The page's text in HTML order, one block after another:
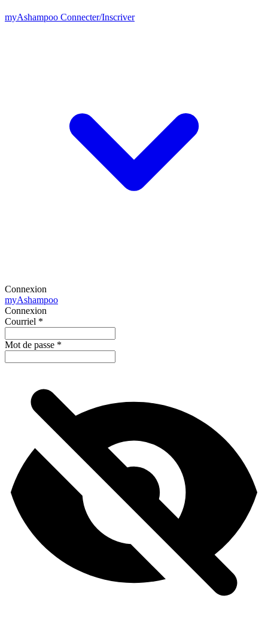
myAshampoo Connecter/Inscriver
Connexion
myAshampoo
Connexion
Courriel *
Mot de passe *